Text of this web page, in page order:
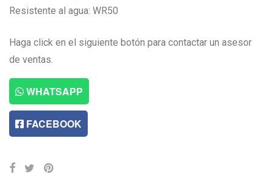
Resistente al agua: WR50
Haga click en el siguiente botón para contactar un asesor
de ventas.
WHATSAPP
FACEBOOK